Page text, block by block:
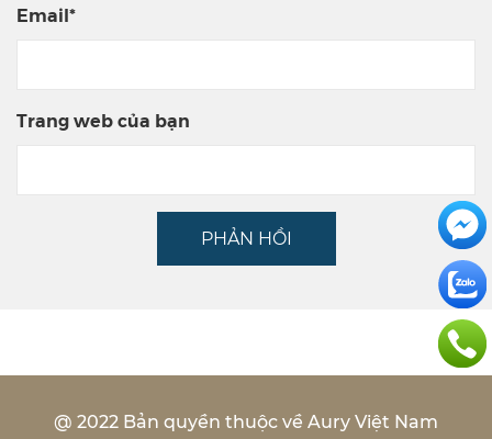
Email*
Trang web của bạn
PHẢN HỒI
@ 2022 Bản quyền thuộc về Aury Việt Nam